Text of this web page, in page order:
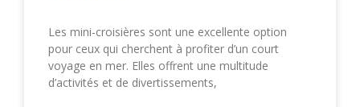
Les mini-croisières sont une excellente option
pour ceux qui cherchent à profiter d’un court
voyage en mer. Elles offrent une multitude
d’activités et de divertissements,